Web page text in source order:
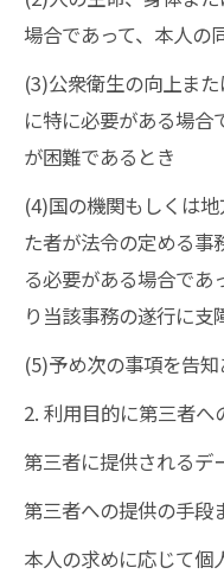
場合であって、本人の
(3)公衆衛生の向上ま
に特に必要がある場合
が困難であるとき
(4)国の機関もしくは
た者が法令の定める事
る必要がある場合であ
り当該事務の遂行に支
(5)予め次の事項を告
2. 利用目的に第三者へ
第三者に提供されるデ
第三者への提供の手段
本人の求めに応じて個